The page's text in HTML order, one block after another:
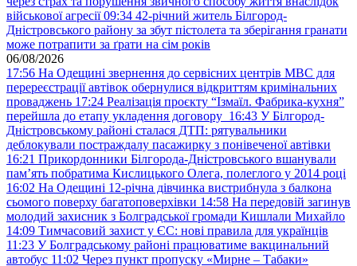
військової агресії 09:34 42-річний житель Білгород-
Дністровського району за збут пістолета та зберігання гранати
може потрапити за ґрати на сім років
06/08/2026
17:56 На Одещині звернення до сервісних центрів МВС для
перереєстрації автівок обернулися відкриттям кримінальних
проваджень 17:24 Реалізація проєкту “Ізмаїл. Фабрика-кухня”
перейшла до етапу укладення договору 16:43 У Білгород-
Дністровському районі сталася ДТП: рятувальники
деблокували постраждалу пасажирку з понівеченої автівки
16:21 Прикордонники Білгорода-Дністровського вшанували
пам’ять побратима Кислицького Олега, полеглого у 2014 році
16:02 На Одещині 12-річна дівчинка вистрибнула з балкона
сьомого поверху багатоповерхівки 14:58 На передовій загинув
молодий захисник з Болградської громади Кишлали Михайло
14:09 Тимчасовий захист у ЄС: нові правила для українців
11:23 У Болградському районі працюватиме вакцинальний
автобус 11:02 Через пункт пропуску «Мирне – Табаки»